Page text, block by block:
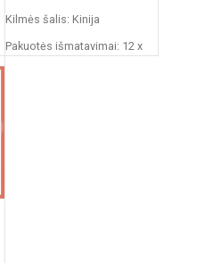
Kilmės šalis: Kinija
Pakuotės išmatavimai: 12 x